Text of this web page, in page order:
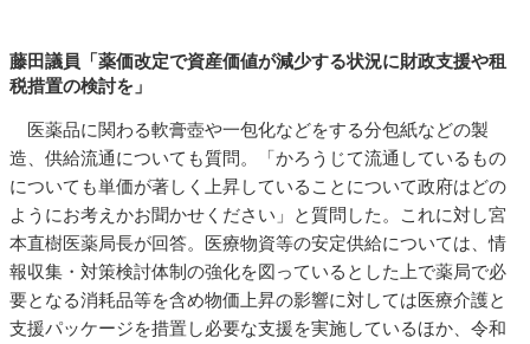
藤田議員「薬価改定で資産価値が減少する状況に財政支援や租
税措置の検討を」
医薬品に関わる軟膏壺や一包化などをする分包紙などの製
造、供給流通についても質問。「かろうじて流通しているもの
についても単価が著しく上昇していることについて政府はどの
ようにお考えかお聞かせください」と質問した。これに対し宮
本直樹医薬局長が回答。医療物資等の安定供給については、情
報収集・対策検討体制の強化を図っているとした上で薬局で必
要となる消耗品等を含め物価上昇の影響に対しては医療介護と
支援パッケージを措置し必要な支援を実施しているほか、令和